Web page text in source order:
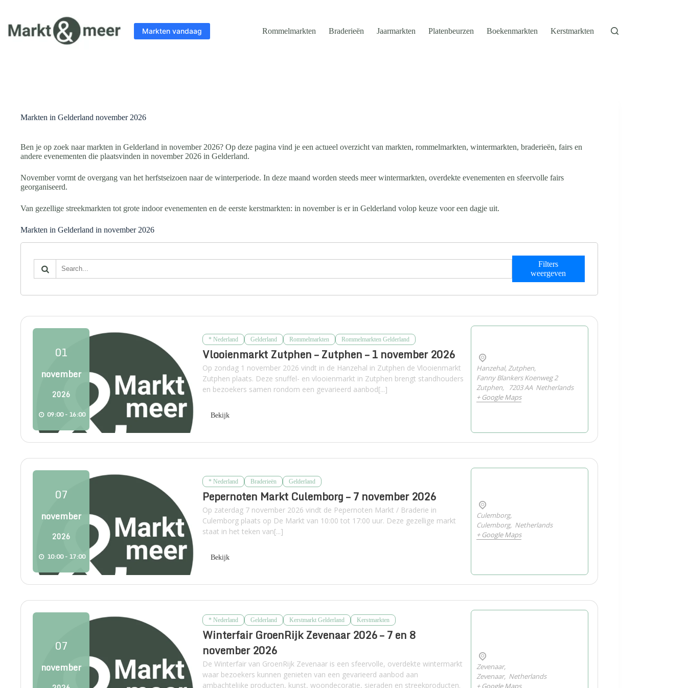
de
inhoud
Markten vandaag Rommelmarkten Braderieën Jaarmarkten Platenbeurzen Boekenmarkten Kerstmarkten
Markten in Gelderland november 2026
Ben je op zoek naar markten in Gelderland in november 2026? Op deze pagina vind je een actueel overzicht van markten, rommelmarkten, wintermarkten, braderieën, fairs en
andere evenementen die plaatsvinden in november 2026 in Gelderland.
November vormt de overgang van het herfstseizoen naar de winterperiode. In deze maand worden steeds meer wintermarkten, overdekte evenementen en sfeervolle fairs
georganiseerd.
Van gezellige streekmarkten tot grote indoor evenementen en de eerste kerstmarkten: in november is er in Gelderland volop keuze voor een dagje uit.
Markten in Gelderland in november 2026
Filters
weergeven
01
november
2026
09:00 - 16:00
* Nederland Gelderland Rommelmarkten Rommelmarkten Gelderland
Vlooienmarkt Zutphen – Zutphen – 1 november 2026
Op zondag 1 november 2026 vindt in de Hanzehal in Zutphen de Vlooienmarkt
Zutphen plaats. Deze snuffel- en vlooienmarkt in Zutphen brengt standhouders
en bezoekers samen rondom een gevarieerd aanbod[...]
Bekijk
Hanzehal, Zutphen,
Fanny Blankers Koenweg 2
Zutphen, 7203 AA Netherlands
+ Google Maps
07
november
2026
10:00 - 17:00
* Nederland Braderieën Gelderland
Pepernoten Markt Culemborg – 7 november 2026
Op zaterdag 7 november 2026 vindt de Pepernoten Markt / Braderie in
Culemborg plaats op De Markt van 10:00 tot 17:00 uur. Deze gezellige markt
staat in het teken van[...]
Bekijk
Culemborg,
Culemborg, Netherlands
+ Google Maps
07
november
* Nederland Gelderland Kerstmarkt Gelderland Kerstmarkten
Winterfair GroenRijk Zevenaar 2026 – 7 en 8
november 2026
De Winterfair van GroenRijk Zevenaar is een sfeervolle, overdekte wintermarkt
waar bezoekers kunnen genieten van een gevarieerd aanbod aan
ambachtelijke producten, kunst, woondecoratie, sieraden en streekproducten.
Zevenaar,
Zevenaar, Netherlands
+ Google Maps